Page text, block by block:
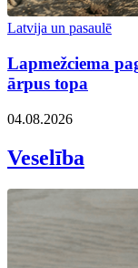
Latvija un pasaulē
Lapmežciema
ārpus topa
04.08.2026
Veselība